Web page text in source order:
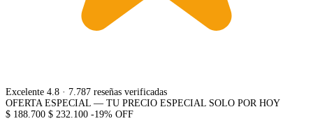
Excelente 4.8 · 7.787 reseñas verificadas
OFERTA ESPECIAL — TU PRECIO ESPECIAL SOLO POR HOY
$ 188.700 $ 232.100 -19% OFF